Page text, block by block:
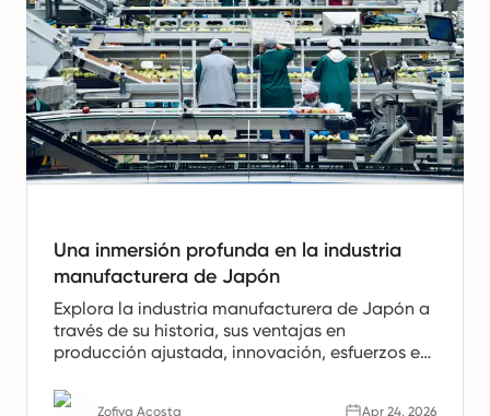
Una inmersión profunda en la industria
manufacturera de Japón
Explora la industria manufacturera de Japón a
través de su historia, sus ventajas en
producción ajustada, innovación, esfuerzos en
futuro.
Zofiya Acosta Apr 24, 2026